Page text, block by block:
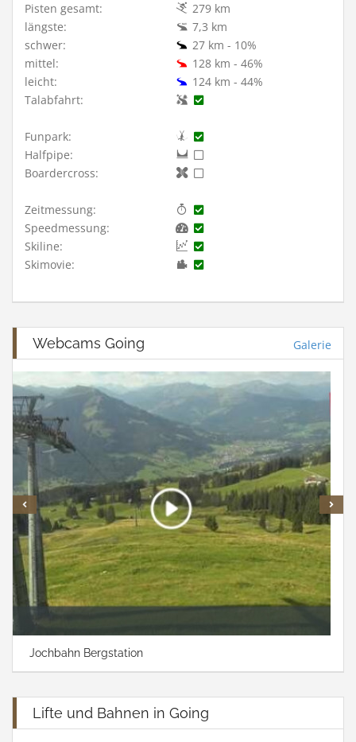
Pisten gesamt:
279 km
längste:
7,3 km
schwer:
27 km - 10%
mittel:
128 km - 46%
leicht:
124 km - 44%
Talabfahrt:
Funpark:
Halfpipe:
Boardercross:
Zeitmessung:
Speedmessung:
Skiline:
Skimovie:
Webcams Going Galerie
Jochbahn Bergstation
Lifte und Bahnen in Going